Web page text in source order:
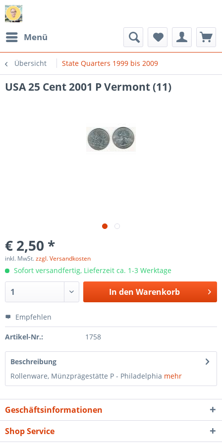
Menü
Übersicht State Quarters 1999 bis 2009
USA 25 Cent 2001 P Vermont (11)
€ 2,50 *
inkl. MwSt.zzgl. Versandkosten
Sofort versandfertig, Lieferzeit ca. 1-3 Werktage
In den Warenkorb
Empfehlen
Artikel-Nr.: 1758
Beschreibung
Rollenware, Münzprägestätte P - Philadelphia mehr
Geschäftsinformationen
Shop Service